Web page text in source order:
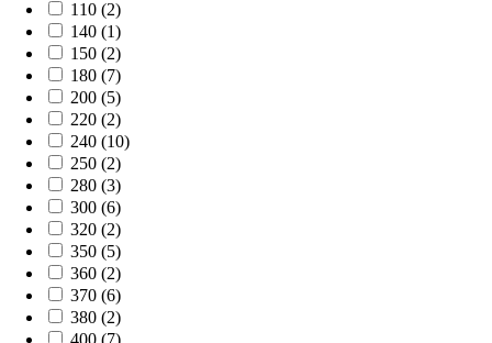
110 (2)
140 (1)
150 (2)
180 (7)
200 (5)
220 (2)
240 (10)
250 (2)
280 (3)
300 (6)
320 (2)
350 (5)
360 (2)
370 (6)
380 (2)
400 (7)